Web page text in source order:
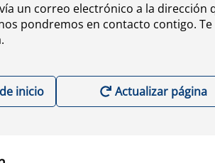
un correo electrónico a la dirección
pondremos en contacto contigo. Te
inicio Actualizar página